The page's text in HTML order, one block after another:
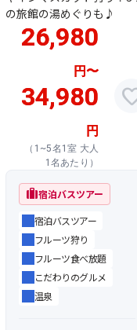
の旅館の湯めぐりも♪
26,980
円〜
34,980
円
（1~5名1室 大人
1名あたり）
trip宿泊バスツアー
宿泊バスツアー
フルーツ狩り
フルーツ食べ放題
こだわりのグルメ
温泉